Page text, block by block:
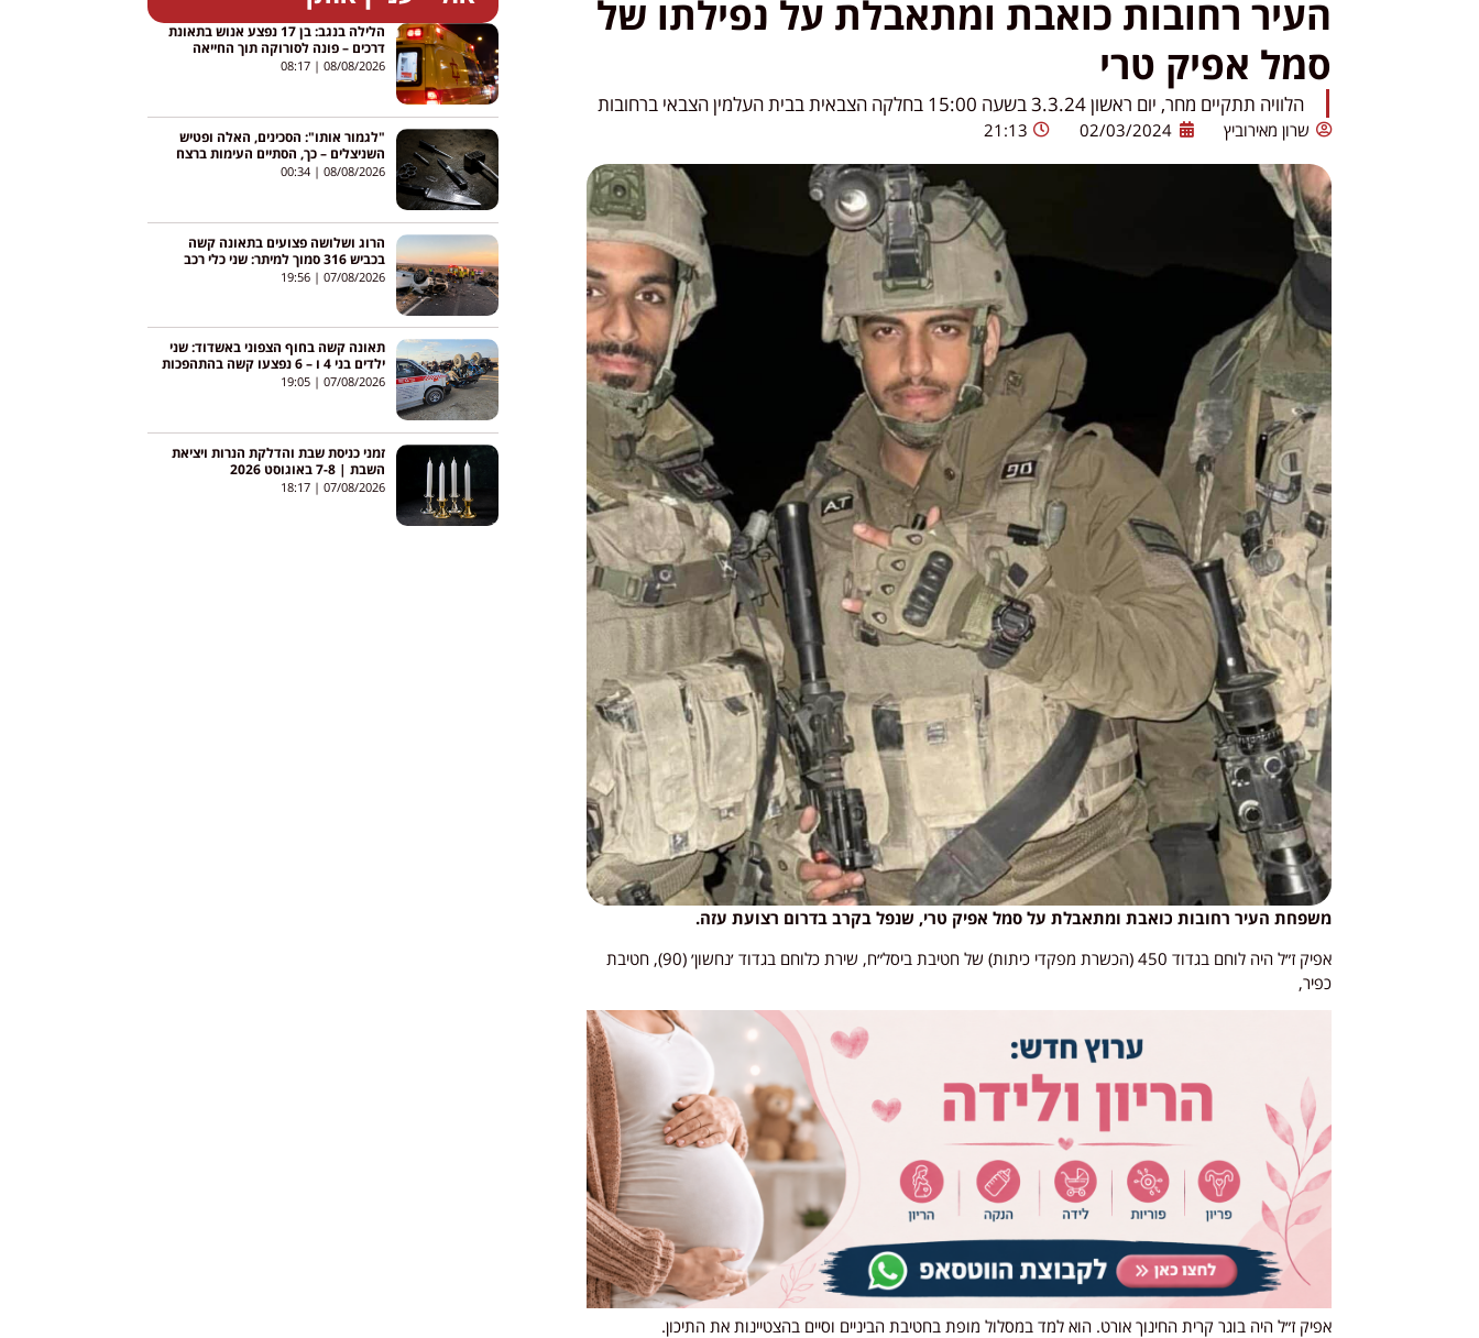
העיר רחובות כואבת ומתאבלת על נפילתו של
סמל אפיק טרי
הלוויה תתקיים מחר, יום ראשון 3.3.24 בשעה 15:00 בחלקה הצבאית בבית העלמין הצבאי ברחובות
שרון מאירוביץ 02/03/2024
21:13
משפחת העיר רחובות כואבת ומתאבלת על סמל אפיק טרי, שנפל בקרב בדרום רצועת עזה.
אפיק ז״ל היה לוחם בגדוד 450 (הכשרת מפקדי כיתות) של חטיבת ביסל״ח, שירת כלוחם בגדוד ׳נחשון׳ (90), חטיבת
כפיר,
אפיק ז״ל היה בוגר קרית החינוך אורט. הוא למד במסלול מופת בחטיבת הביניים וסיים בהצטיינות את התיכון.
הלילה בנגב: בן 17 נפצע אנוש בתאונת
דרכים – פונה לסורוקה תוך החייאה
08/08/2026
08:17
"לגמור אותו": הסכינים, האלה ופטיש
השניצלים – כך, הסתיים העימות ברצח
בניהו רזי מירושלים
08/08/2026
00:34
הרוג ושלושה פצועים בתאונה קשה
בכביש 316 סמוך למיתר: שני כלי רכב
התהפכו
07/08/2026
19:56
תאונה קשה בחוף הצפוני באשדוד: שני
ילדים בני 4 ו – 6 נפצעו קשה בהתהפכות
טרקטורון באגי
07/08/2026
19:05
זמני כניסת שבת והדלקת הנרות ויציאת
השבת | 7-8 באוגוסט 2026
07/08/2026
18:17